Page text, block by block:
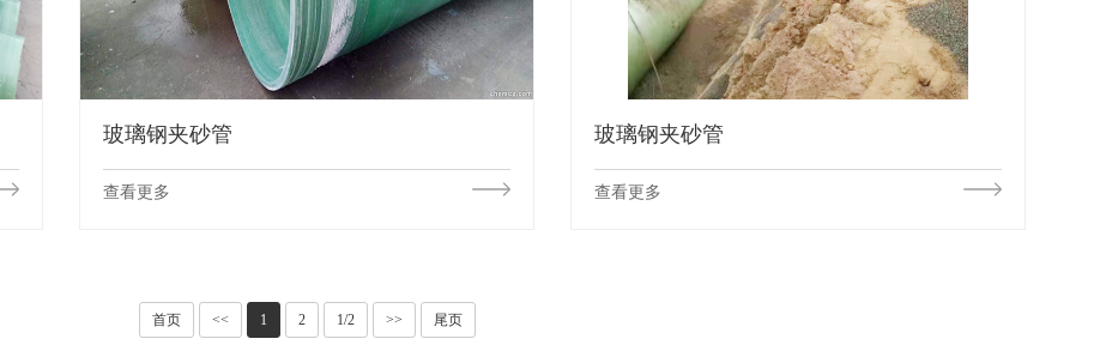
玻璃钢夹砂管
查看更多
玻璃钢夹砂管
查看更多
首页 << 1 2 1/2 >> 尾页